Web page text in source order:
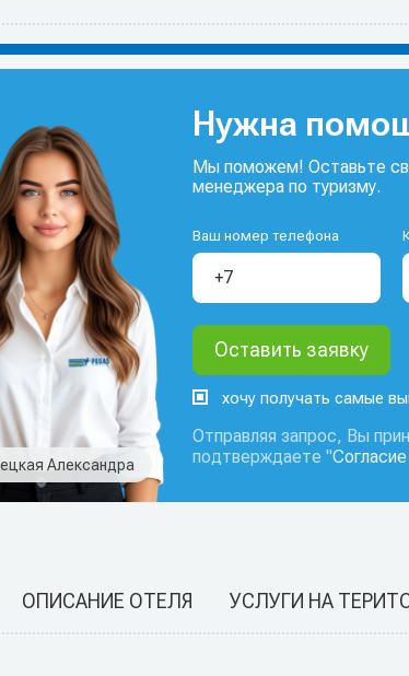
Александра
Нужна
Мы поможем! Оставьте
менеджера по туризму.
Ваш номер телефона
хочу получать самые
Отправляя запрос, Вы
подтверждаете "
ОПИСАНИЕ ОТЕЛЯ УСЛУГИ НА